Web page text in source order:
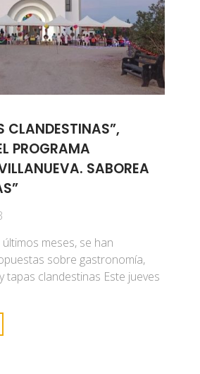
CLANDESTINAS”,
PROGRAMA
SABOREA
meses, se han
sobre gastronomía,
tapas clandestinas Este jueves